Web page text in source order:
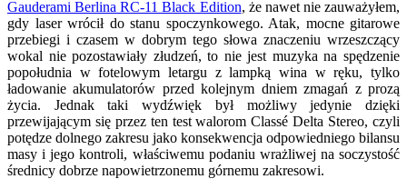
Gauderami Berlina RC-11 Black Edition, że nawet nie zauważyłem,
gdy laser wrócił do stanu spoczynkowego. Atak, mocne gitarowe
przebiegi i czasem w dobrym tego słowa znaczeniu wrzeszczący
wokal nie pozostawiały złudzeń, to nie jest muzyka na spędzenie
popołudnia w fotelowym letargu z lampką wina w ręku, tylko
ładowanie akumulatorów przed kolejnym dniem zmagań z prozą
życia. Jednak taki wydźwięk był możliwy jedynie dzięki
przewijającym się przez ten test walorom Classé Delta Stereo, czyli
potędze dolnego zakresu jako konsekwencja odpowiedniego bilansu
masy i jego kontroli, właściwemu podaniu wrażliwej na soczystość
średnicy dobrze napowietrzonemu górnemu zakresowi.